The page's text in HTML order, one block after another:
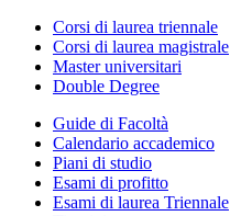
Corsi di laurea triennale
Corsi di laurea magistrale
Master universitari
Double Degree
Guide di Facoltà
Calendario accademico
Piani di studio
Esami di profitto
Esami di laurea Triennale